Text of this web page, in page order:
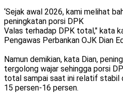
‘Sejak awal 2026, kami melihat
peningkatan porsi DPK
Valas terhadap DPK total," kata
Pengawas Perbankan OJK Dian
Namun demikian, kata Dian,
tergolong wajar sehingga porsi
total sampai saat ini relatif stabil
15 persen-16 persen.